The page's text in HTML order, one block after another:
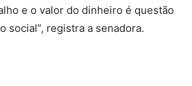
e o valor do dinheiro é questão
social”, registra a senadora.